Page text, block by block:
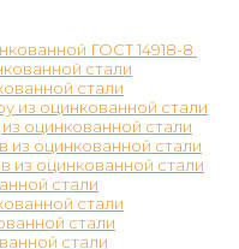
ГОСТ 14918-8
стали
стали
из оцинкованной стали
оцинкованной стали
из оцинкованной стали
из оцинкованной стали
стали
стали
стали
стали